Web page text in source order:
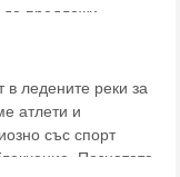
предложи
Вижте кои
ледените реки за
атлети и
със спорт
Познатата